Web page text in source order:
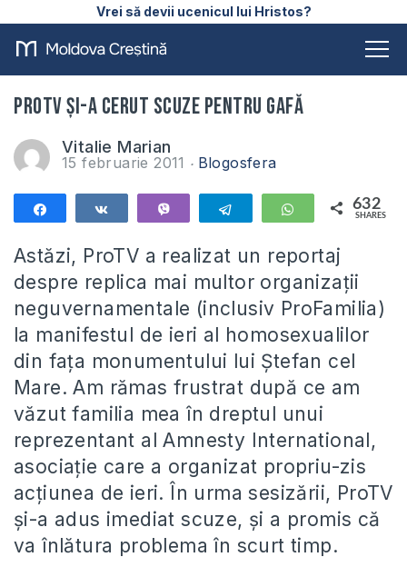
Vrei să devii ucenicul lui Hristos?
ProTV şi-a cerut scuze pentru gafă
Vitalie Marian
15 februarie 2011 Blogosfera
Telegram WhatsApp
632
SHARES
Astăzi, ProTV a realizat un reportaj
despre replica mai multor organizaţii
neguvernamentale (inclusiv ProFamilia)
la manifestul de ieri al homosexualilor
din faţa monumentului lui Ştefan cel
Mare. Am rămas frustrat după ce am
văzut familia mea în dreptul unui
reprezentant al Amnesty International,
asociaţie care a organizat propriu-zis
acţiunea de ieri. În urma sesizării, ProTV
şi-a adus imediat scuze, şi a promis că
va înlătura problema în scurt timp.